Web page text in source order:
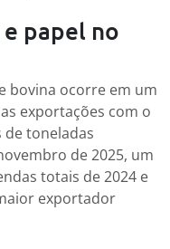
papel no
bovina ocorre em um
exportações com o
de toneladas
de 2025, um
totais de 2024 e
exportador